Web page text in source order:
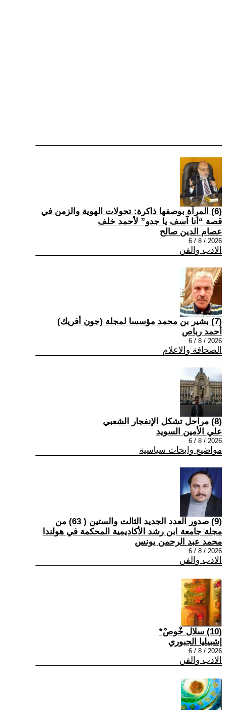
(6) المرآة بوصفها ذاكرة: تحولات الهوية والزمن في
قصة “أنا آسف يا جدو” لأحمد خلف
عصام الدين صالح
2026 / 8 / 6
الادب والفن
(7) بشير بن محمد مؤسسا لمجلة (جون أفريك)
أحمد رباص
2026 / 8 / 6
الصحافة والاعلام
(8) مراحل تشكل الإنفجار الشعبي
علي الأمين السويد
2026 / 8 / 6
مواضيع وابحاث سياسية
(9) صدور العدد الجديد الثالث والستين ( 63) من
مجلة جامعة ابن رشد الأكاديمية المحكمة في هولندا
محمد عبد الرحمن يونس
2026 / 8 / 6
الادب والفن
(10) سلال خْوصْ*
إشبيليا الجبوري
2026 / 8 / 6
الادب والفن